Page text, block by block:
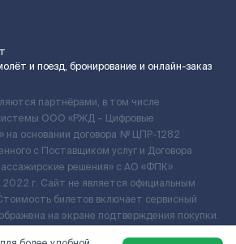
и поезд, бронирование и онлайн-заказ
партнёрами, в том числе
ООО «РЖД – Цифровые
на основании договора № ЦПР-1282
с Поставщиком услуг и Договора
решения» c АО «ФПК»
г. Сайт не является официальным
билетов включает сервисный
на экране подтверждения покупки.